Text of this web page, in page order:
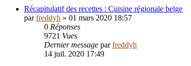
Récapitulatif des recettes : Cuisine régionale belge
parfreddyh » 01 mars 2020 18:57
0 Réponses
9721 Vues
Dernier message parfreddyh
14 juil. 2020 17:49